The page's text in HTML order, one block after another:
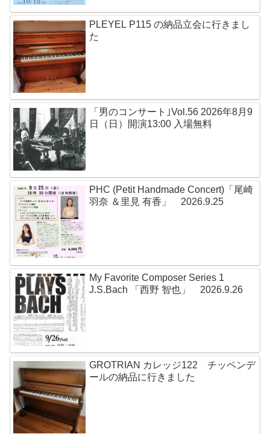
PLEYEL P115 の納品立会に行きまし
た
「男のコンサート｣Vol.56 2026年8月9
日（日）開演13:00 入場無料
PHC (Petit Handmade Concert)「尾崎
羽奈 ＆里見 有香」 2026.9.25
My Favorite Composer Series 1
J.S.Bach 「西野 智也」 2026.9.26
GROTRIAN カレッジ122 チッペンデ
ールの納品に行きました